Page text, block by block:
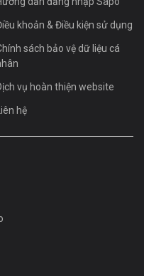
WNI-6213B/V thích hợp ứng
cửa hàng tạp hóa, cửa hàng
không dây WNI-6213B/V
khoản & Điều kiện sử dụng
sách bảo vệ dữ liệu cá
vụ hoàn thiện website
hệ